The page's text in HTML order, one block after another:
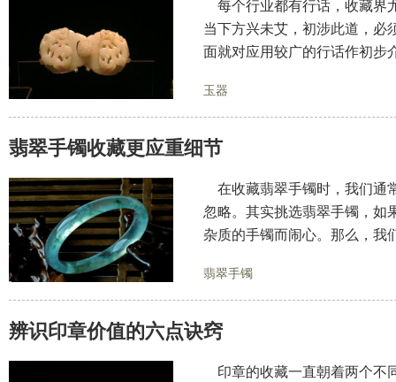
每个行业都有行话，收藏界
当下方兴未艾，初涉此道，必
面就对应用较广的行话作初步
玉器
翡翠手镯收藏更应重细节
在收藏翡翠手镯时，我们通
忽略。其实挑选翡翠手镯，如
杂质的手镯而闹心。那么，
翡翠手镯
辨识印章价值的六点诀窍
印章的收藏一直朝着两个不